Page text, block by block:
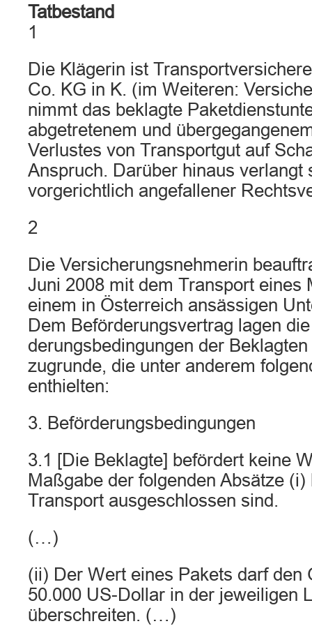
Tatbestand
1
Die Klägerin ist
Co. KG in K. (im Weiteren:
nimmt das beklagte
abgetretenem und
Verlustes von Transportgut auf
Anspruch. Darüber hinaus verlangt
vorgerichtlich angefallener
2
Die Versicherungsnehmerin
Juni 2008 mit dem Transport eines
einem in Österreich ansässigen
Dem Beförderungsvertrag lagen
derungsbedingungen der
zugrunde, die unter anderem
enthielten:
3. Beförderungsbedingungen
3.1 [Die Beklagte] befördert keine
Maßgabe der folgenden Absätze
Transport ausgeschlossen sind.
(…)
(ii) Der Wert eines Pakets darf den
50.000 US-Dollar in der jeweiligen
überschreiten. (…)